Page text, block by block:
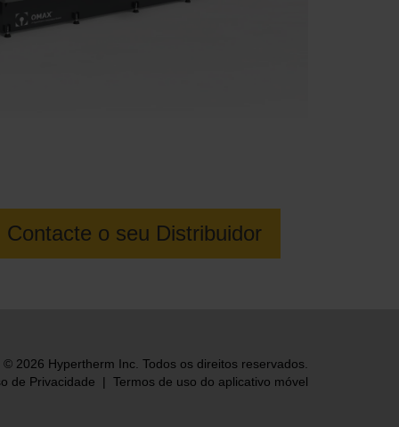
Contacte o seu Distribuidor
© 2026 Hypertherm Inc. Todos os direitos reservados.
de Privacidade | Termos de uso do aplicativo móvel